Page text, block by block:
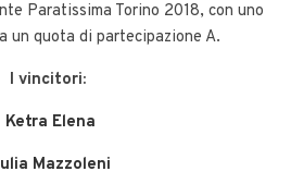
Paratissima Torino 2018, con uno
un quota di partecipazione A.
I vincitori:
Ketra Elena
Mazzoleni